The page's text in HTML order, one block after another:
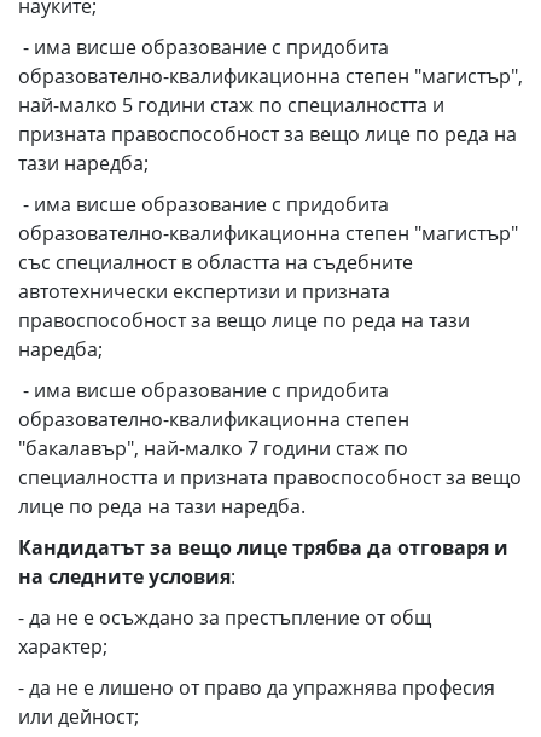
науките;
- има висше образование с придобита
образователно-квалификационна степен "магистър",
най-малко 5 години стаж по специалността и
призната правоспособност за вещо лице по реда на
тази наредба;
- има висше образование с придобита
образователно-квалификационна степен "магистър"
със специалност в областта на съдебните
автотехнически експертизи и призната
правоспособност за вещо лице по реда на тази
наредба;
- има висше образование с придобита
образователно-квалификационна степен
"бакалавър", най-малко 7 години стаж по
специалността и призната правоспособност за вещо
лице по реда на тази наредба.
Кандидатът за вещо лице трябва да отговаря и
на следните условия:
- да не е осъждано за престъпление от общ
характер;
- да не е лишено от право да упражнява професия
или дейност;